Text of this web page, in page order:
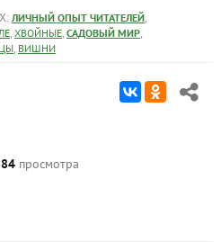
ЛИЧНЫЙ ОПЫТ ЧИТАТЕЛЕЙ,
, ХВОЙНЫЕ, САДОВЫЙ МИР,
, ВИШНИ
просмотра